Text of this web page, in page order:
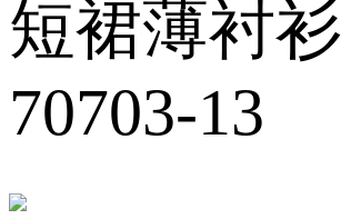
短裙薄衬衫
70703-13